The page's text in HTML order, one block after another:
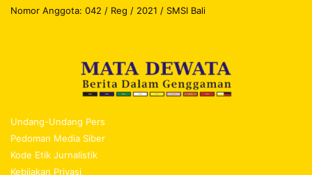
Nomor Anggota: 042 / Reg / 2021 / SMSI Bali
Undang-Undang Pers
Pedoman Media Siber
Kode Etik Jurnalistik
Kebijakan Privasi